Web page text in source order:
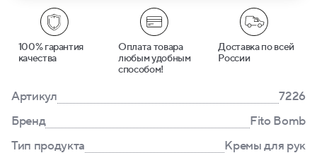
100% гарантия
качества
Оплата товара
любым удобным
способом!
Доставка по всей
России
Артикул
7226
Бренд
Fito Bomb
Тип продукта
Кремы для рук